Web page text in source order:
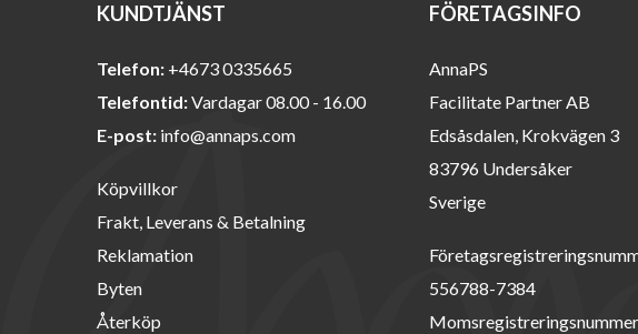
KUNDTJÄNST
Telefon: +4673 0335665
Telefontid:Vardagar 08.00 - 16.00
E-post: info@annaps.com
Köpvillkor
Frakt, Leverans & Betalning
Reklamation
Byten
Återköp
FÖRETAGSINFO
AnnaPS
Facilitate Partner AB
Edsåsdalen, Krokvägen 3
83796 Undersåker
Sverige
556788-7384